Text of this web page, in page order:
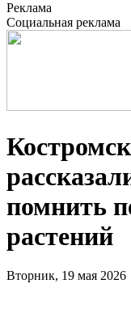
Реклама
Социальная реклама
помнить
растений
Вторник, 19 мая 2026